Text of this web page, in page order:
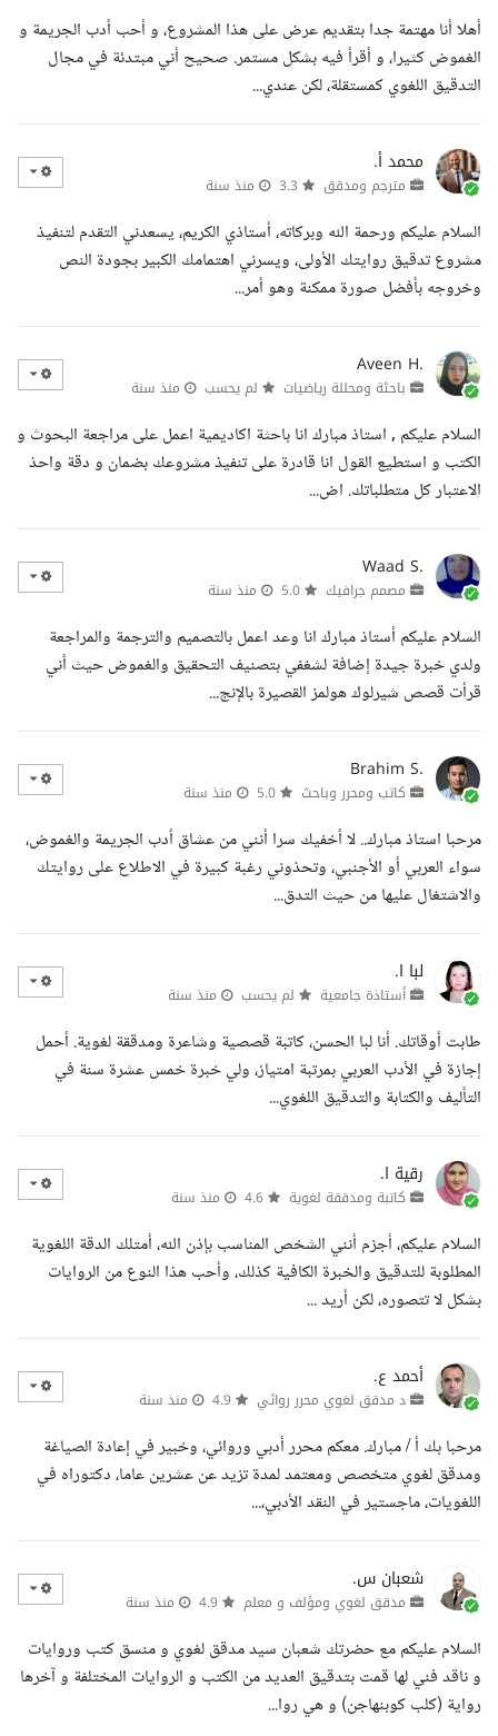
أهلا أنا مهتمة جدا بتقديم عرض على هذا المشروع، و أحب أدب الجريمة و
الغموض كثيرا، و أقرأ فيه بشكل مستمر. صحيح أني مبتدئة في مجال
التدقيق اللغوي كمستقلة، لكن عندي...
محمد أ.
مترجم ومدقق منذ سنة
السلام عليكم ورحمة الله وبركاته، أستاذي الكريم، يسعدني التقدم لتنفيذ
مشروع تدقيق روايتك الأولى، ويسرني اهتمامك الكبير بجودة النص
وخروجه بأفضل صورة ممكنة وهو أمر...
Aveen H.
باحثة ومحللة رياضيات لم يحسب منذ سنة
السلام عليكم , استاذ مبارك انا باحثة اكاديمية اعمل على مراجعة البحوث و
الكتب و استطيع القول انا قادرة على تنفيذ مشروعك بضمان و دقة واحذ
الاعتبار كل متطلباتك. اض...
Waad S.
مصمم جرافيك منذ سنة
السلام عليكم أستاذ مبارك انا وعد اعمل بالتصميم والترجمة والمراجعة
ولدي خبرة جيدة إضافة لشغفي بتصنيف التحقيق والغموض حيث أني
قرأت قصص شيرلوك هولمز القصيرة بالإنج...
Brahim S.
كاتب ومحرر وباحث منذ سنة
مرحبا استاذ مبارك.. لا أخفيك سرا أنني من عشاق أدب الجريمة والغموض،
سواء العربي أو الأجنبي، وتحذوني رغبة كبيرة في الاطلاع على روايتك
والاشتغال عليها من حيث التدق...
لبا ا.
أستاذة جامعية لم يحسب منذ سنة
طابت أوقاتك. أنا لبا الحسن، كاتبة قصصية وشاعرة ومدققة لغوية. أحمل
إجازة في الأدب العربي بمرتبة امتياز، ولي خبرة خمس عشرة سنة في
التأليف والكتابة والتدقيق اللغوي...
رقية ا.
كاتبة ومدققة لغوية منذ سنة
السلام عليكم، أجزم أنني الشخص المناسب بإذن الله، أمتلك الدقة اللغوية
المطلوبة للتدقيق والخبرة الكافية كذلك، وأحب هذا النوع من الروايات
بشكل لا تتصوره، لكن أريد ...
أحمد ع.
د مدقق لغوي محرر روائي منذ سنة
مرحبا بك أ / مبارك. معكم محرر أدبي وروائي، وخبير في إعادة الصياغة
ومدقق لغوي متخصص ومعتمد لمدة تزيد عن عشرين عاما، دكتوراه في
اللغويات، ماجستير في النقد الأدبي،...
شعبان س.
مدقق لغوي ومؤلف و معلم منذ سنة
السلام عليكم مع حضرتك شعبان سيد مدقق لغوي و منسق كتب وروايات
و ناقد فني لها قمت بتدقيق العديد من الكتب و الروايات المختلفة و آخرها
رواية (كلب كوبنهاجن) و هي روا...